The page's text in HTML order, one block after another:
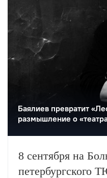
Баялиев превратит
размышление о
8 сентября на
петербургского